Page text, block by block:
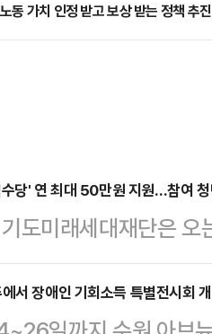
동 가치 인정 받고 보상 받는 정책 추
당' 연 최대 50만원 지원…참여
도미래세대재단은
진행한다고 24일
완화하고, 적극적인
서 장애인 기회소득 특별전시회